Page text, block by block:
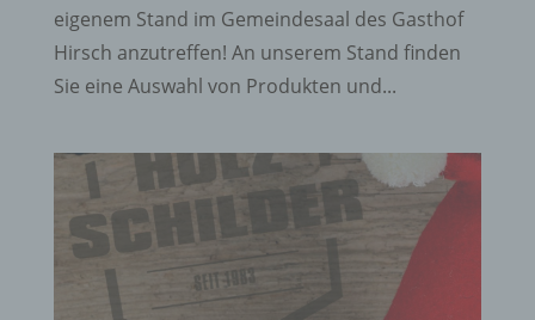
eigenem Stand im Gemeindesaal des Gasthof
Hirsch anzutreffen! An unserem Stand finden
Sie eine Auswahl von Produkten und...